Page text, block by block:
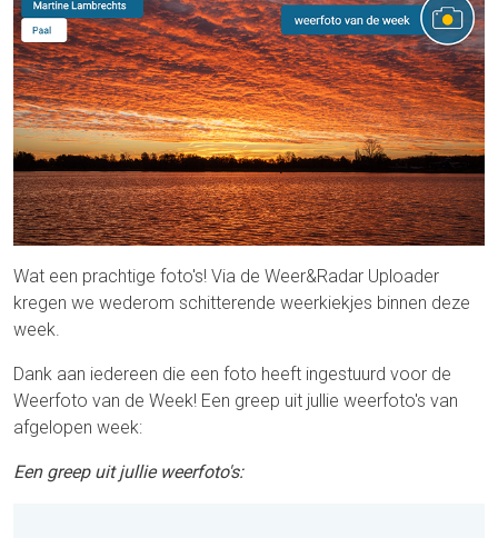
Wat een prachtige foto's! Via de Weer&Radar Uploader
kregen we wederom schitterende weerkiekjes binnen deze
week.
Dank aan iedereen die een foto heeft ingestuurd voor de
Weerfoto van de Week! Een greep uit jullie weerfoto's van
afgelopen week:
Een greep uit jullie weerfoto's: